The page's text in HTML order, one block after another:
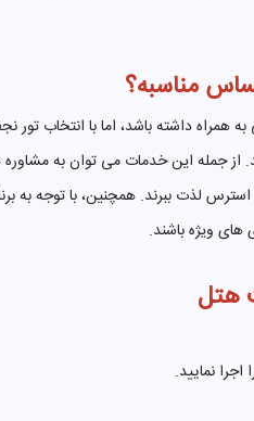
مناسبه؟
داشته باشد، اما با انتخاب تور
این خدمات می توان به مشاوره
لذت ببرند. همچنین، با توجه به
ویژه باشند.
هتل
نمایید.